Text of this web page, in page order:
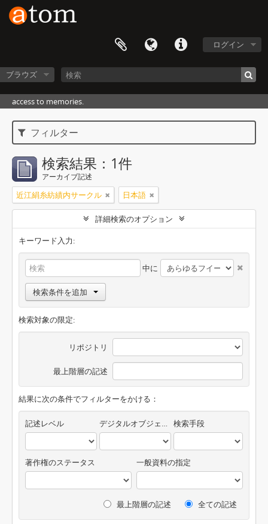
ログイン
ブラウズ
access to memories.
フィルター
検索結果：1件
アーカイブ記述
近江絹糸紡績内サークル 日本語
詳細検索のオプション
キーワード入力:
中に
検索条件を追加
検索対象の限定:
リポジトリ
最上階層の記述
結果に次の条件でフィルターをかける：
記述レベル デジタルオブジェクトの有無 検索手段
著作権のステータス 一般資料の指定
最上階層の記述 全ての記述